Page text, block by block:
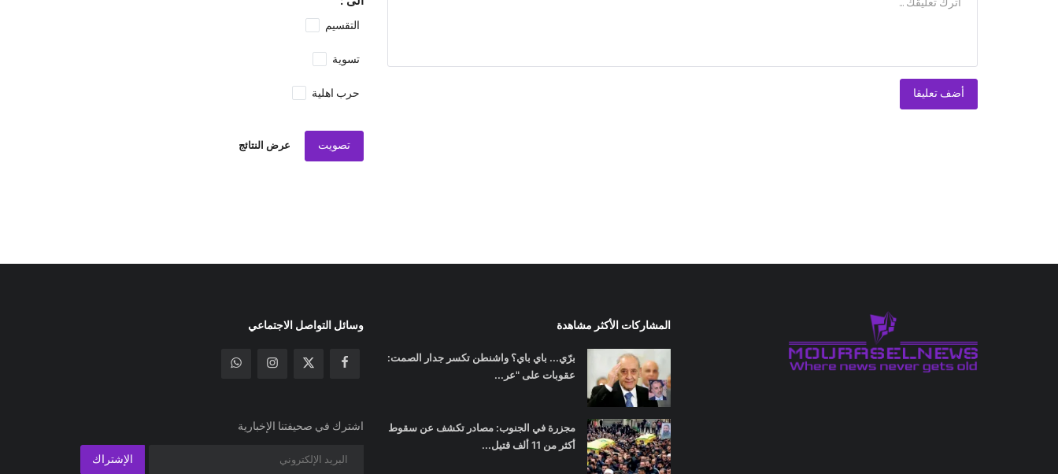
أضف تعليقا
التقسيم
تسوية
حرب اهلية
تصويت عرض النتائج
المشاركات الأكثر مشاهدة
برّي... باي باي؟ واشنطن تكسر جدار الصمت:
عقوبات على "عر...
مجزرة في الجنوب: مصادر تكشف عن سقوط
أكثر من 11 ألف قتيل...
وسائل التواصل الاجتماعي
اشترك في صحيفتنا الإخبارية
الإشتراك